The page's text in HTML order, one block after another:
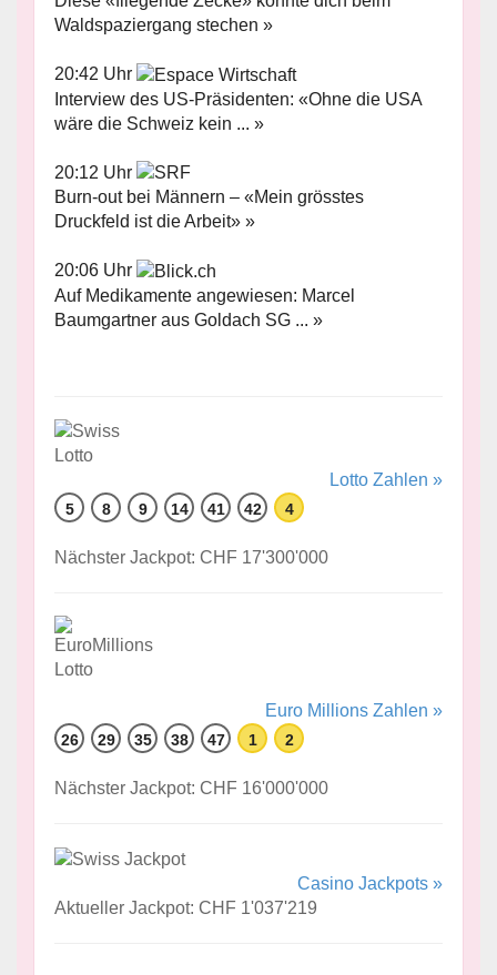
Waldspaziergang stechen »
20:42 Uhr
Interview des US-Präsidenten: «Ohne die USA
wäre die Schweiz kein ... »
20:12 Uhr
Burn-out bei Männern – «Mein grösstes
Druckfeld ist die Arbeit» »
20:06 Uhr
Auf Medikamente angewiesen: Marcel
Baumgartner aus Goldach SG ... »
Lotto Zahlen »
5 8 9 14 41 42 4
Nächster Jackpot: CHF 17'300'000
Euro Millions Zahlen »
26 29 35 38 47 1 2
Nächster Jackpot: CHF 16'000'000
Casino Jackpots »
Aktueller Jackpot: CHF 1'037'219